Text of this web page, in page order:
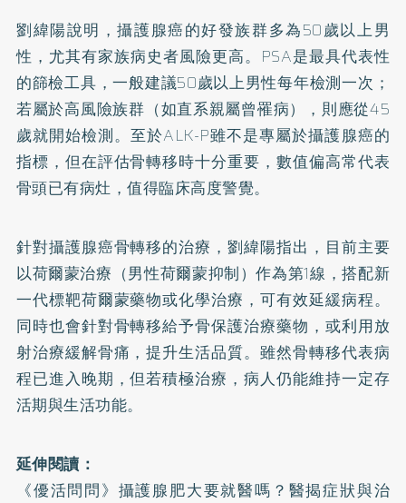
劉緯陽說明，攝護腺癌的好發族群多為50歲以上男
性，尤其有家族病史者風險更高。PSA是最具代表性
的篩檢工具，一般建議50歲以上男性每年檢測一次；
若屬於高風險族群（如直系親屬曾罹病），則應從45
歲就開始檢測。至於ALK-P雖不是專屬於攝護腺癌的
指標，但在評估骨轉移時十分重要，數值偏高常代表
骨頭已有病灶，值得臨床高度警覺。
針對攝護腺癌骨轉移的治療，劉緯陽指出，目前主要
以荷爾蒙治療（男性荷爾蒙抑制）作為第1線，搭配新
一代標靶荷爾蒙藥物或化學治療，可有效延緩病程。
同時也會針對骨轉移給予骨保護治療藥物，或利用放
射治療緩解骨痛，提升生活品質。雖然骨轉移代表病
程已進入晚期，但若積極治療，病人仍能維持一定存
活期與生活功能。
延伸閱讀：
《優活問問》攝護腺肥大要就醫嗎？醫揭症狀與治